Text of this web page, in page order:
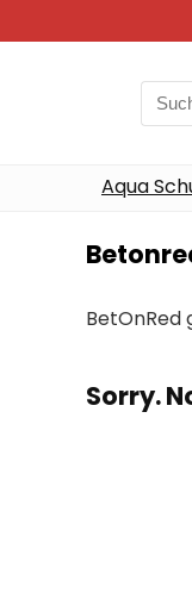
Search
for:
Aqua
BetOnRed
Sorry.